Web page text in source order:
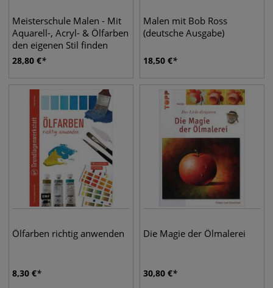
Meisterschule Malen - Mit
Aquarell-, Acryl- & Ölfarben
den eigenen Stil finden
28,80 €
Malen mit Bob Ross
(deutsche Ausgabe)
18,50 €
Ölfarben richtig anwenden
8,30 €
Die Magie der Ölmalerei
30,80 €